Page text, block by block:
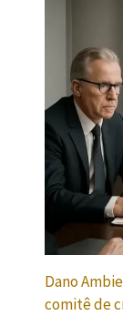
Dano
comitê de